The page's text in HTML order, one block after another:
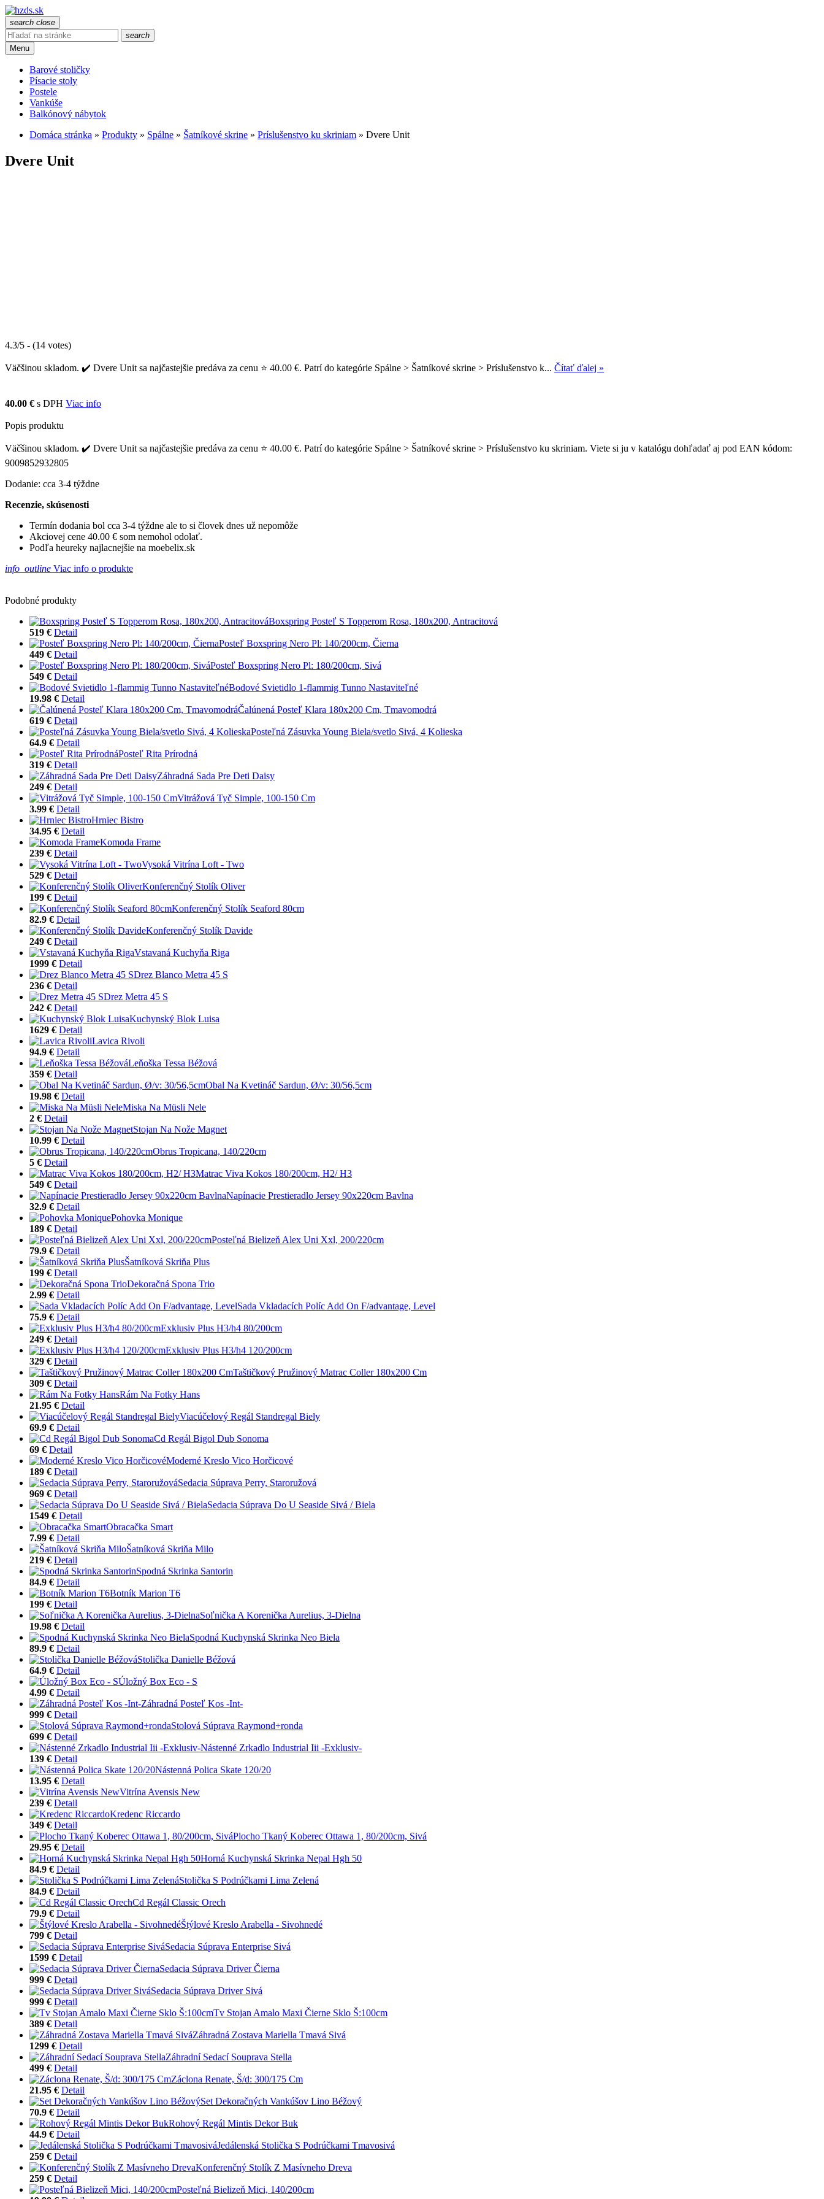
search close
search
Menu
Barové stoličky
Písacie stoly
Postele
Vankúše
Balkónový nábytok
Domáca stránka » Produkty » Spálne » Šatníkové skrine » Príslušenstvo ku skriniam » Dvere Unit
Dvere Unit
4.3/5 - (14 votes)
Väčšinou skladom. ✔️ Dvere Unit sa najčastejšie predáva za cenu ⭐ 40.00 €. Patrí do kategórie Spálne > Šatníkové skrine > Príslušenstvo k... Čítať ďalej »
40.00 € s DPH Viac info
Popis produktu
Väčšinou skladom. ✔️ Dvere Unit sa najčastejšie predáva za cenu ⭐ 40.00 €. Patrí do kategórie Spálne > Šatníkové skrine > Príslušenstvo ku skriniam. Viete si ju v katalógu dohľadať aj pod EAN kódom:
9009852932805
Dodanie: cca 3-4 týždne
Recenzie, skúsenosti
Termín dodania bol cca 3-4 týždne ale to si človek dnes už nepomôže
Akciovej cene 40.00 € som nemohol odolať.
Podľa heureky najlacnejšie na moebelix.sk
info_outline Viac info o produkte
Podobné produkty
Boxspring Posteľ S Topperom Rosa, 180x200, Antracitová
519 € Detail
Posteľ Boxspring Nero Pl: 140/200cm, Čierna
449 € Detail
Posteľ Boxspring Nero Pl: 180/200cm, Sivá
549 € Detail
Bodové Svietidlo 1-flammig Tunno Nastaviteľné
19.98 € Detail
Čalúnená Posteľ Klara 180x200 Cm, Tmavomodrá
619 € Detail
Posteľná Zásuvka Young Biela/svetlo Sivá, 4 Kolieska
64.9 € Detail
Posteľ Rita Prírodná
319 € Detail
Záhradná Sada Pre Deti Daisy
249 € Detail
Vitrážová Tyč Simple, 100-150 Cm
3.99 € Detail
Hrniec Bistro
34.95 € Detail
Komoda Frame
239 € Detail
Vysoká Vitrína Loft - Two
529 € Detail
Konferenčný Stolík Oliver
199 € Detail
Konferenčný Stolík Seaford 80cm
82.9 € Detail
Konferenčný Stolík Davide
249 € Detail
Vstavaná Kuchyňa Riga
1999 € Detail
Drez Blanco Metra 45 S
236 € Detail
Drez Metra 45 S
242 € Detail
Kuchynský Blok Luisa
1629 € Detail
Lavica Rivoli
94.9 € Detail
Leňoška Tessa Béžová
359 € Detail
Obal Na Kvetináč Sardun, Ø/v: 30/56,5cm
19.98 € Detail
Miska Na Müsli Nele
2 € Detail
Stojan Na Nože Magnet
10.99 € Detail
Obrus Tropicana, 140/220cm
5 € Detail
Matrac Viva Kokos 180/200cm, H2/ H3
549 € Detail
Napínacie Prestieradlo Jersey 90x220cm Bavlna
32.9 € Detail
Pohovka Monique
189 € Detail
Posteľná Bielizeň Alex Uni Xxl, 200/220cm
79.9 € Detail
Šatníková Skriňa Plus
199 € Detail
Dekoračná Spona Trio
2.99 € Detail
Sada Vkladacích Políc Add On F/advantage, Level
75.9 € Detail
Exklusiv Plus H3/h4 80/200cm
249 € Detail
Exklusiv Plus H3/h4 120/200cm
329 € Detail
Taštičkový Pružinový Matrac Coller 180x200 Cm
309 € Detail
Rám Na Fotky Hans
21.95 € Detail
Viacúčelový Regál Standregal Biely
69.9 € Detail
Cd Regál Bigol Dub Sonoma
69 € Detail
Moderné Kreslo Vico Horčicové
189 € Detail
Sedacia Súprava Perry, Staroružová
969 € Detail
Sedacia Súprava Do U Seaside Sivá / Biela
1549 € Detail
Obracačka Smart
7.99 € Detail
Šatníková Skriňa Milo
219 € Detail
Spodná Skrinka Santorin
84.9 € Detail
Botník Marion T6
199 € Detail
Soľnička A Korenička Aurelius, 3-Dielna
19.98 € Detail
Spodná Kuchynská Skrinka Neo Biela
89.9 € Detail
Stolička Danielle Béžová
64.9 € Detail
Úložný Box Eco - S
4.99 € Detail
Záhradná Posteľ Kos -Int-
999 € Detail
Stolová Súprava Raymond+ronda
699 € Detail
Nástenné Zrkadlo Industrial Iii -Exklusiv-
139 € Detail
Nástenná Polica Skate 120/20
13.95 € Detail
Vitrína Avensis New
239 € Detail
Kredenc Riccardo
349 € Detail
Plocho Tkaný Koberec Ottawa 1, 80/200cm, Sivá
29.95 € Detail
Horná Kuchynská Skrinka Nepal Hgh 50
84.9 € Detail
Stolička S Podrúčkami Lima Zelená
84.9 € Detail
Cd Regál Classic Orech
79.9 € Detail
Štýlové Kreslo Arabella - Sivohnedé
799 € Detail
Sedacia Súprava Enterprise Sivá
1599 € Detail
Sedacia Súprava Driver Čierna
999 € Detail
Sedacia Súprava Driver Sivá
999 € Detail
Tv Stojan Amalo Maxi Čierne Sklo Š:100cm
389 € Detail
Záhradná Zostava Mariella Tmavá Sivá
1299 € Detail
Záhradní Sedací Souprava Stella
499 € Detail
Záclona Renate, Š/d: 300/175 Cm
21.95 € Detail
Set Dekoračných Vankúšov Lino Béžový
70.9 € Detail
Rohový Regál Mintis Dekor Buk
44.9 € Detail
Jedálenská Stolička S Podrúčkami Tmavosivá
259 € Detail
Konferenčný Stolík Z Masívneho Dreva
259 € Detail
Posteľná Bielizeň Mici, 140/200cm